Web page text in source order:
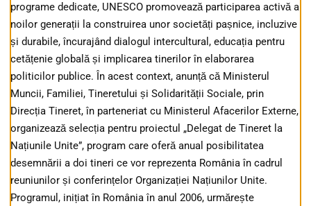
programe dedicate, UNESCO promovează participarea activă a
noilor generații la construirea unor societăți pașnice, incluzive
și durabile, încurajând dialogul intercultural, educația pentru
cetățenie globală și implicarea tinerilor în elaborarea
politicilor publice. În acest context, anunță că Ministerul
Muncii, Familiei, Tineretului și Solidarității Sociale, prin
Direcția Tineret, în parteneriat cu Ministerul Afacerilor Externe,
organizează selecția pentru proiectul „Delegat de Tineret la
Națiunile Unite”, program care oferă anual posibilitatea
desemnării a doi tineri ce vor reprezenta România în cadrul
reuniunilor și conferințelor Organizației Națiunilor Unite.
Programul, inițiat în România în anul 2006, urmărește